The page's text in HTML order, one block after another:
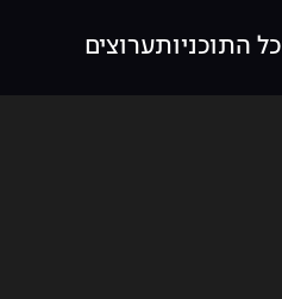
כל התוכניותערוצים